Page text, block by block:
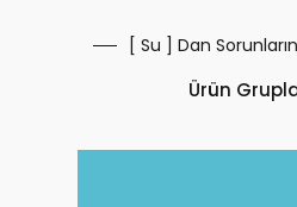
[ Su ] Dan
Ürün